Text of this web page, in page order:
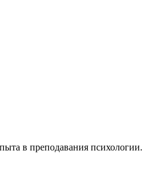
в преподавания психологии.